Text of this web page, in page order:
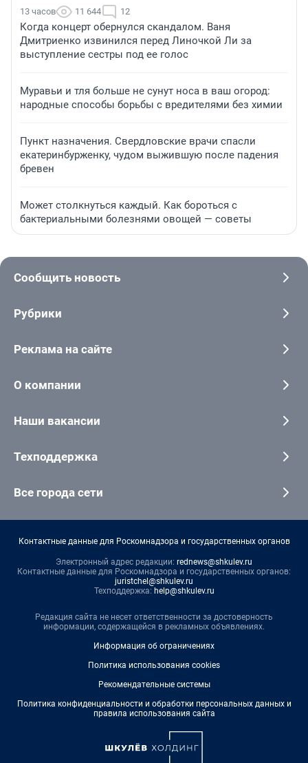
13 часов 11 644 12
Когда концерт обернулся скандалом. Ваня
Дмитриенко извинился перед Линочкой Ли за
выступление сестры под ее голос
Муравьи и тля больше не сунут носа в ваш огород:
народные способы борьбы с вредителями без химии
Пункт назначения. Свердловские врачи спасли
екатеринбурженку, чудом выжившую после падения
бревен
Может столкнуться каждый. Как бороться с
бактериальными болезнями овощей — советы
Сообщить новость
Рубрики
Реклама на сайте
О компании
Наши вакансии
Техподдержка
Все города сети
Контактные данные для Роскомнадзора и государственных органов
Электронный адрес редакции: rednews@shkulev.ru
Контактные данные для Роскомнадзора и государственных органов:
juristchel@shkulev.ru
Техподдержка: help@shkulev.ru
Редакция сайта не несет ответственности за достоверность
информации, содержащейся в рекламных объявлениях.
Информация об ограничениях
Политика использования cookies
Рекомендательные системы
Политика конфиденциальности и обработки персональных данных и
правила использования сайта